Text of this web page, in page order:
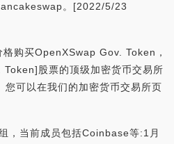
。[2022/5/23
购买OpenXSwap Gov. Token，
股票的顶级加密货币交易所
可以在我们的加密货币交易所页
，当前成员包括Coinbase等:1月